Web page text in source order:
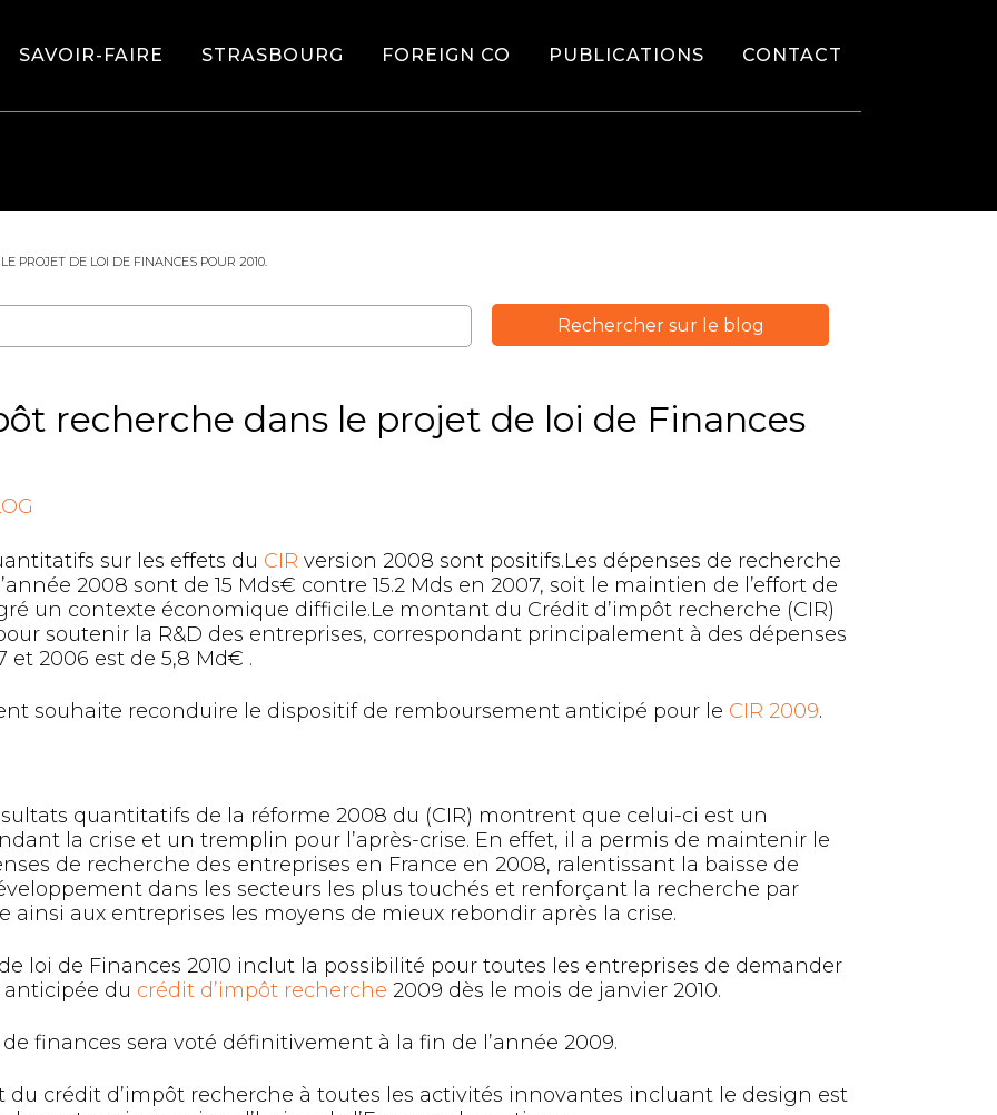
SAVOIR-FAIRE STRASBOURG FOREIGN CO PUBLICATIONS CONTACT
PROJET DE LOI DE FINANCES POUR 2010.
recherche dans le projet de loi de Finances
sur les effets du CIRversion 2008 sont positifs.Les dépenses de recherche
2008 sont de 15 Mds€ contre 15.2 Mds en 2007, soit le maintien de l’effort de
un contexte économique difficile.Le montant du Crédit d’impôt recherche (CIR)
soutenir la R&D des entreprises, correspondant principalement à des dépenses
et 2006 est de 5,8 Md€ .
souhaite reconduire le dispositif de remboursement anticipé pour le CIR 2009.
quantitatifs de la réforme 2008 du (CIR) montrent que celui-ci est un
la crise et un tremplin pour l’après-crise. En effet, il a permis de maintenir le
de recherche des entreprises en France en 2008, ralentissant la baisse de
dans les secteurs les plus touchés et renforçant la recherche par
ainsi aux entreprises les moyens de mieux rebondir après la crise.
loi de Finances 2010 inclut la possibilité pour toutes les entreprises de demander
anticipée du crédit d’impôt recherche 2009 dès le mois de janvier 2010.
finances sera voté définitivement à la fin de l’année 2009.
du crédit d’impôt recherche à toutes les activités innovantes incluant le design est